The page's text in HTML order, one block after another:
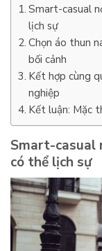
Smart-casual
lịch sự
Chọn áo thun
bối cảnh
Kết hợp cùng
nghiệp
Kết luận: Mặc
Smart-casual
có thể lịch sự